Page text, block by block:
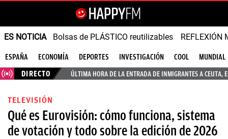
ES NOTICIA Bolsas de PLÁSTICO reutilizables REFLEXIÓN
ESPAÑA ECONOMÍA DEPORTES INVESTIGACIÓN COOL
MUNDIAL
DIRECTO
ÚLTIMA HORA DE LA ENTRADA DE INMIGRANTES A CEUTA,
TELEVISIÓN
Qué es Eurovisión: cómo funciona, sistema
de votación y todo sobre la edición de 2026